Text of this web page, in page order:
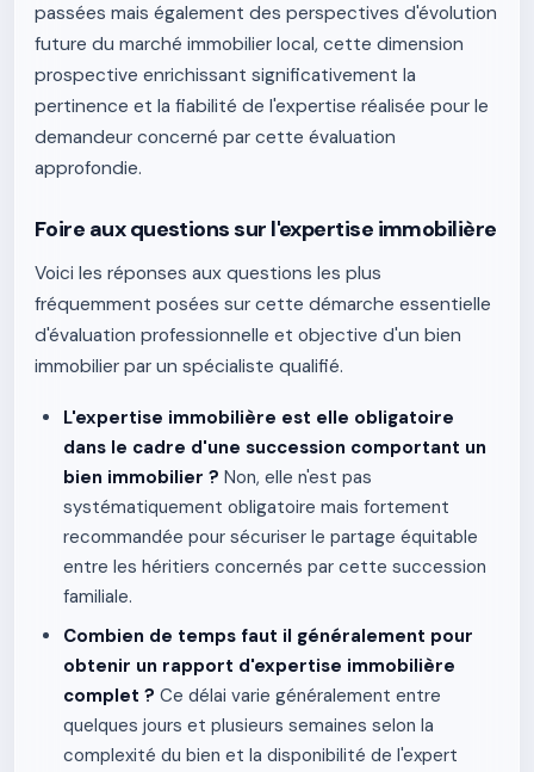
passées mais également des perspectives d'évolution
future du marché immobilier local, cette dimension
prospective enrichissant significativement la
pertinence et la fiabilité de l'expertise réalisée pour le
demandeur concerné par cette évaluation
approfondie.
Foire aux questions sur l'expertise immobilière
Voici les réponses aux questions les plus
fréquemment posées sur cette démarche essentielle
d'évaluation professionnelle et objective d'un bien
immobilier par un spécialiste qualifié.
L'expertise immobilière est elle obligatoire
dans le cadre d'une succession comportant un
bien immobilier ? Non, elle n'est pas
systématiquement obligatoire mais fortement
recommandée pour sécuriser le partage équitable
entre les héritiers concernés par cette succession
familiale.
Combien de temps faut il généralement pour
obtenir un rapport d'expertise immobilière
complet ? Ce délai varie généralement entre
quelques jours et plusieurs semaines selon la
complexité du bien et la disponibilité de l'expert